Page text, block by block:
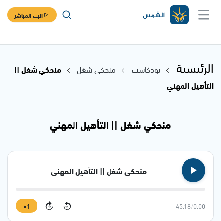
البث المباشر
الرئيسية بودكاست منحكي شغل
منحكي شغل ||
التأهيل المهني
منحكي شغل || التأهيل المهني
منحكي شغل || التأهيل المهني
0:00
/
45:18
15
15
1×